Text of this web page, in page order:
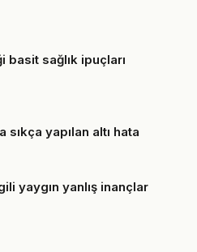
sağlık ipuçları
sıkça yapılan altı hata
yaygın yanlış inançlar